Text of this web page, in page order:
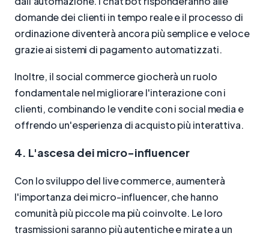
domande dei clienti in tempo reale e il processo di
ordinazione diventerà ancora più semplice e veloce
grazie ai sistemi di pagamento automatizzati.
Inoltre, il social commerce giocherà un ruolo
fondamentale nel migliorare l'interazione con i
clienti, combinando le vendite con i social media e
offrendo un'esperienza di acquisto più interattiva.
4. L'ascesa dei micro-influencer
Con lo sviluppo del live commerce, aumenterà
l'importanza dei micro-influencer, che hanno
comunità più piccole ma più coinvolte. Le loro
trasmissioni saranno più autentiche e mirate a un